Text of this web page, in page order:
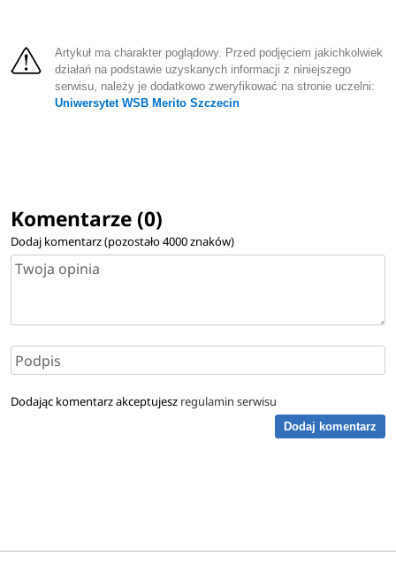
Artykuł ma charakter poglądowy. Przed podjęciem jakichkolwiek
działań na podstawie uzyskanych informacji z niniejszego
serwisu, należy je dodatkowo zweryfikować na stronie uczelni:
Uniwersytet WSB Merito Szczecin
Komentarze (0)
Dodaj komentarz (pozostało4000znaków)
Dodając komentarz akceptujesz regulamin serwisu
Dodaj komentarz